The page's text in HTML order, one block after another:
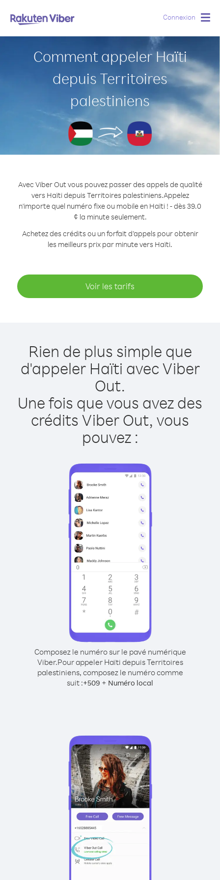
Connexion
Comment appeler Haïti
depuis Territoires
palestiniens
Avec Viber Out vous pouvez passer des appels de qualité
vers Haïti depuis Territoires palestiniens.Appelez
n'importe quel numéro fixe ou mobile en Haïti ! - dès 39.0
¢ la minute seulement.
Achetez des crédits ou un forfait d’appels pour obtenir
les meilleurs prix par minute vers Haïti.
Voir les tarifs
Rien de plus simple que
d'appeler Haïti avec Viber
Out.
Une fois que vous avez des
crédits Viber Out, vous
pouvez :
Composez le numéro sur le pavé numérique
Viber.Pour appeler Haïti depuis Territoires
palestiniens, composez le numéro comme
suit :+509 + Numéro local